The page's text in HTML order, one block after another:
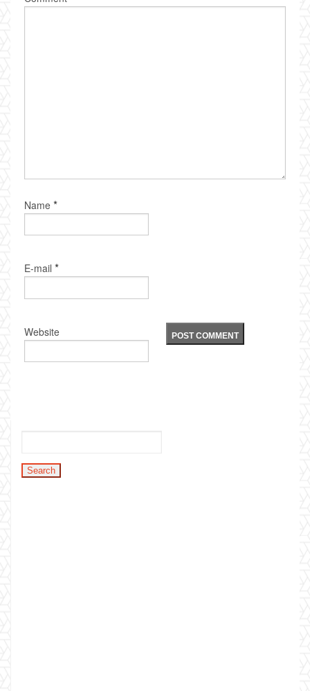
Name *
E-mail *
Website